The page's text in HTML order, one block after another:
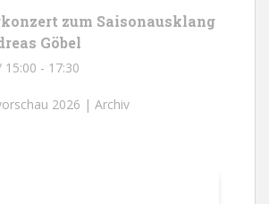
zum Saisonausklang
Göbel
15:00 - 17:30
2026 | Archiv